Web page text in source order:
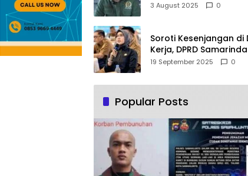
Dukung Penuh Proyek
3 August 2025 0
Soroti Kesenjangan di
Kerja, DPRD
Pemkot Gencarkan
19 September 2025 0
Popular Posts